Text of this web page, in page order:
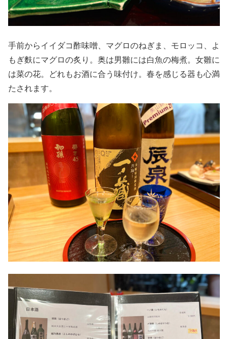
手前からイイダコ酢味噌、マグロのねぎま、モロッコ、よ
もぎ麩にマグロの炙り。奥は男雛には白魚の梅煮。女雛に
は菜の花。どれもお酒に合う味付け。春を感じる器も心満
たされます。